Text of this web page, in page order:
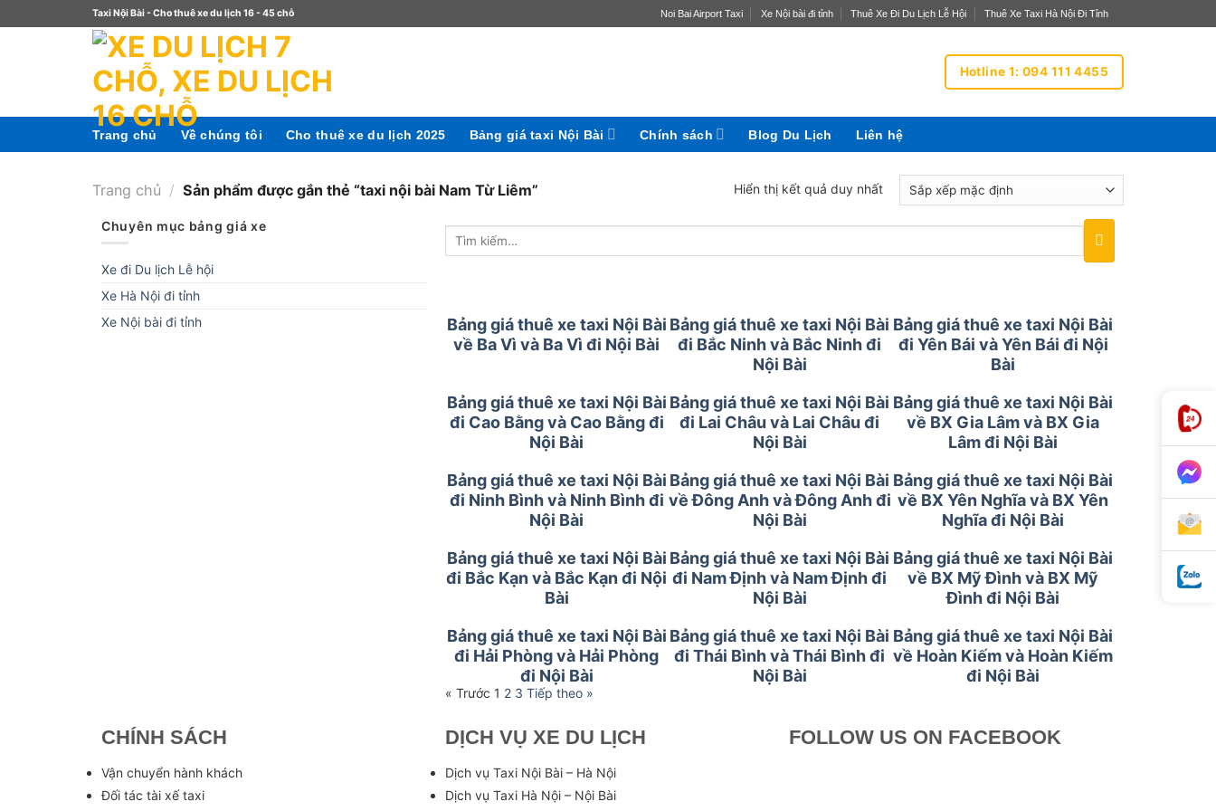
Taxi Nội Bài - Cho thuê xe du lịch 16 - 45 chỗ Noi Bai Airport Taxi Xe Nội bài đi tỉnh Thuê Xe Đi Du Lịch Lễ Hội Thuê Xe Taxi Hà Nội Đi Tỉnh
Hotline 1: 094 111 4455
Trang chủ Về chúng tôi Cho thuê xe du lịch 2025 Bảng giá taxi Nội Bài Chính sách Blog Du Lịch Liên hệ
Trang chủ / Sản phẩm được gắn thẻ “taxi nội bài Nam Từ Liêm” Hiển thị kết quả duy nhất
Chuyên mục bảng giá xe
Xe đi Du lịch Lễ hội
Xe Hà Nội đi tỉnh
Xe Nội bài đi tỉnh
Bảng giá thuê xe taxi Nội Bài
về Ba Vì và Ba Vì đi Nội Bài
Bảng giá thuê xe taxi Nội Bài
đi Bắc Ninh và Bắc Ninh đi
Nội Bài
Bảng giá thuê xe taxi Nội Bài
đi Yên Bái và Yên Bái đi Nội
Bài
Bảng giá thuê xe taxi Nội Bài
đi Cao Bằng và Cao Bằng đi
Nội Bài
Bảng giá thuê xe taxi Nội Bài
đi Lai Châu và Lai Châu đi
Nội Bài
Bảng giá thuê xe taxi Nội Bài
về BX Gia Lâm và BX Gia
Lâm đi Nội Bài
Bảng giá thuê xe taxi Nội Bài
đi Ninh Bình và Ninh Bình đi
Nội Bài
Bảng giá thuê xe taxi Nội Bài
về Đông Anh và Đông Anh đi
Nội Bài
Bảng giá thuê xe taxi Nội Bài
về BX Yên Nghĩa và BX Yên
Nghĩa đi Nội Bài
Bảng giá thuê xe taxi Nội Bài
đi Bắc Kạn và Bắc Kạn đi Nội
Bài
Bảng giá thuê xe taxi Nội Bài
đi Nam Định và Nam Định đi
Nội Bài
Bảng giá thuê xe taxi Nội Bài
về BX Mỹ Đình và BX Mỹ
Đình đi Nội Bài
Bảng giá thuê xe taxi Nội Bài
đi Hải Phòng và Hải Phòng
đi Nội Bài
Bảng giá thuê xe taxi Nội Bài
đi Thái Bình và Thái Bình đi
Nội Bài
Bảng giá thuê xe taxi Nội Bài
về Hoàn Kiếm và Hoàn Kiếm
đi Nội Bài
« Trước 1 2 3 Tiếp theo »
CHÍNH SÁCH
Vận chuyển hành khách
Đối tác tài xế taxi
DỊCH VỤ XE DU LỊCH
Dịch vụ Taxi Nội Bài – Hà Nội
Dịch vụ Taxi Hà Nội – Nội Bài
FOLLOW US ON FACEBOOK